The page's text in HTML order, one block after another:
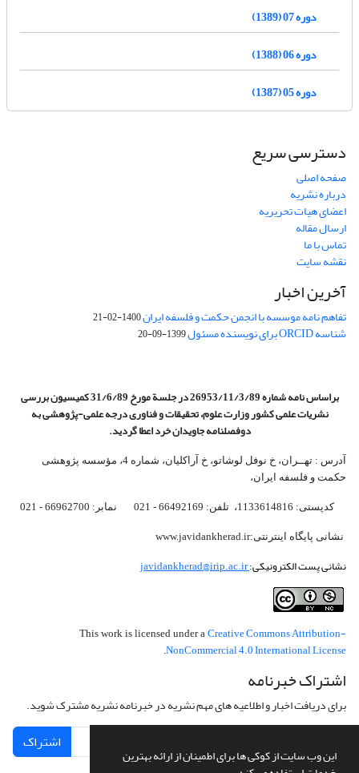
این وب سایت از کوکی ها برای اطمینان از ارائه بهترین
دوره 07 (1389)
دوره 06 (1388)
دوره 05 (1387)
دسترسی سریع
صفحه اصلی
درباره نشریه
اعضای هیات تحریریه
ارسال مقاله
تماس با ما
نقشه سایت
آخرین اخبار
تفاهم نامه موسسه با انجمن حکمت و فلسفه ایران1400-02-21
شناسه ORCID برای نویسنده مسئول 1399-09-20
براساس نامه شماره 26953/11/3/89 در جلسة مورخ 31/6/89 کمیسیون
بررسی
نشریات علمی کشور وزارت علوم، تحقیقات و فناوری درجه علمی‌-پژوهشیبه
دوفصلنامه جاویدان خرد اعطا گردید.
آدرس : تهــران، خ نوفل لوشاتو، خ آراکلیان، شماره 4،‌ مؤسسه پژوهشی
حکمت و فلسفه ایران،‌
کدپستی: 1133614816، تلفن: 66492169 - 021 نمابر: 66962700 - 021
نشانی پایگاه اینترنتی:www.javidankherad.ir
نشانی پست الکترونیکی:javidankherad@irip.ac.ir
This work is licensed under a Creative Commons Attribution-
NonCommercial 4.0 International License
اشتراک خبرنامه
برای دریافت اخبار و اطلاعیه های مهم نشریه در خبرنامه نشریه مشترک شوید.
اشتراک